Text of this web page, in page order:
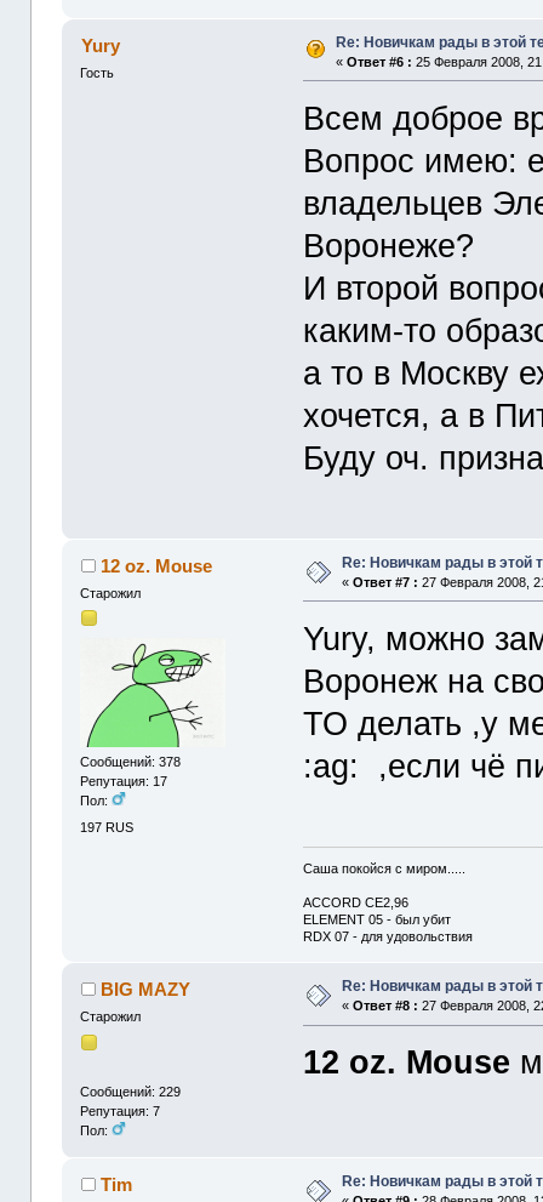
Yury
Гость
Re: Новичкам рады в этой
«Ответ #6 : 25 Февраля 2008,
Всем доброе
Вопрос имею:
владельцев
Воронеже?
И второй
каким-то
а то в Москву
хочется, а в
Буду оч.
12 oz. Mouse
Старожил
Сообщений: 378
Репутация: 17
Пол:
197 RUS
Re: Новичкам рады в этой
«Ответ #7 : 27 Февраля 2008,
Yury, можно
Воронеж на
ТО делать ,у
:ag: ,если чё
Саша покойся с миром.....
ACCORD CE2,96
ELEMENT 05 - был убит
RDX 07 - для удовольствия
BIG MAZY
Старожил
Сообщений: 229
Репутация: 7
Пол:
Re: Новичкам рады в этой
«Ответ #8 : 27 Февраля 2008,
12 oz. Mouse
Tim Re: Новичкам рады в этой